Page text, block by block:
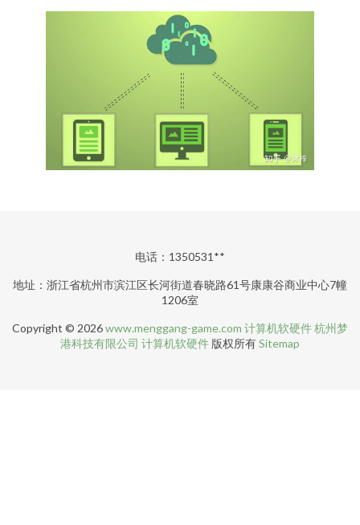
电话：1350531**
地址：浙江省杭州市滨江区长河街道春晓路61号康康谷商业中心7幢
1206室
Copyright © 2026www.menggang-game.com 计算机软硬件杭州梦
港科技有限公司 计算机软硬件 版权所有Sitemap